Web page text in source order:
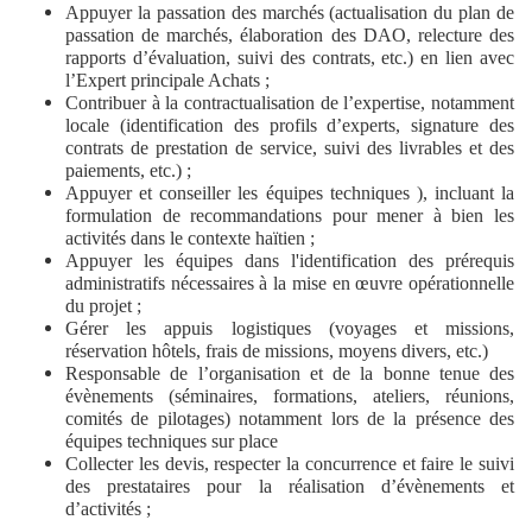
Appuyer la passation des marchés (actualisation du plan de
passation de marchés, élaboration des DAO, relecture des
rapports d’évaluation, suivi des contrats, etc.) en lien avec
l’Expert principale Achats ;
Contribuer à la contractualisation de l’expertise, notamment
locale (identification des profils d’experts, signature des
contrats de prestation de service, suivi des livrables et des
paiements, etc.) ;
Appuyer et conseiller les équipes techniques ), incluant la
formulation de recommandations pour mener à bien les
activités dans le contexte haïtien ;
Appuyer les équipes dans l'identification des prérequis
administratifs nécessaires à la mise en œuvre opérationnelle
du projet ;
Gérer les appuis logistiques (voyages et missions,
réservation hôtels, frais de missions, moyens divers, etc.)
Responsable de l’organisation et de la bonne tenue des
évènements (séminaires, formations, ateliers, réunions,
comités de pilotages) notamment lors de la présence des
équipes techniques sur place
Collecter les devis, respecter la concurrence et faire le suivi
des prestataires pour la réalisation d’évènements et
d’activités ;